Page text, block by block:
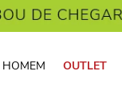
HOMEM OUTLET